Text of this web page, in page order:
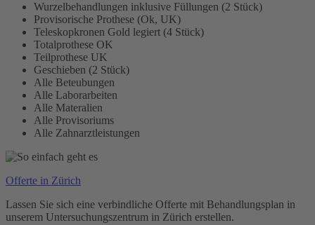
Wurzelbehandlungen inklusive Füllungen (2 Stück)
Provisorische Prothese (Ok, UK)
Teleskopkronen Gold legiert (4 Stück)
Totalprothese OK
Teilprothese UK
Geschieben (2 Stück)
Alle Beteubungen
Alle Laborarbeiten
Alle Materalien
Alle Provisoriums
Alle Zahnarztleistungen
Offerte in Zürich
Lassen Sie sich eine verbindliche Offerte mit Behandlungsplan in
unserem Untersuchungszentrum in Zürich erstellen.